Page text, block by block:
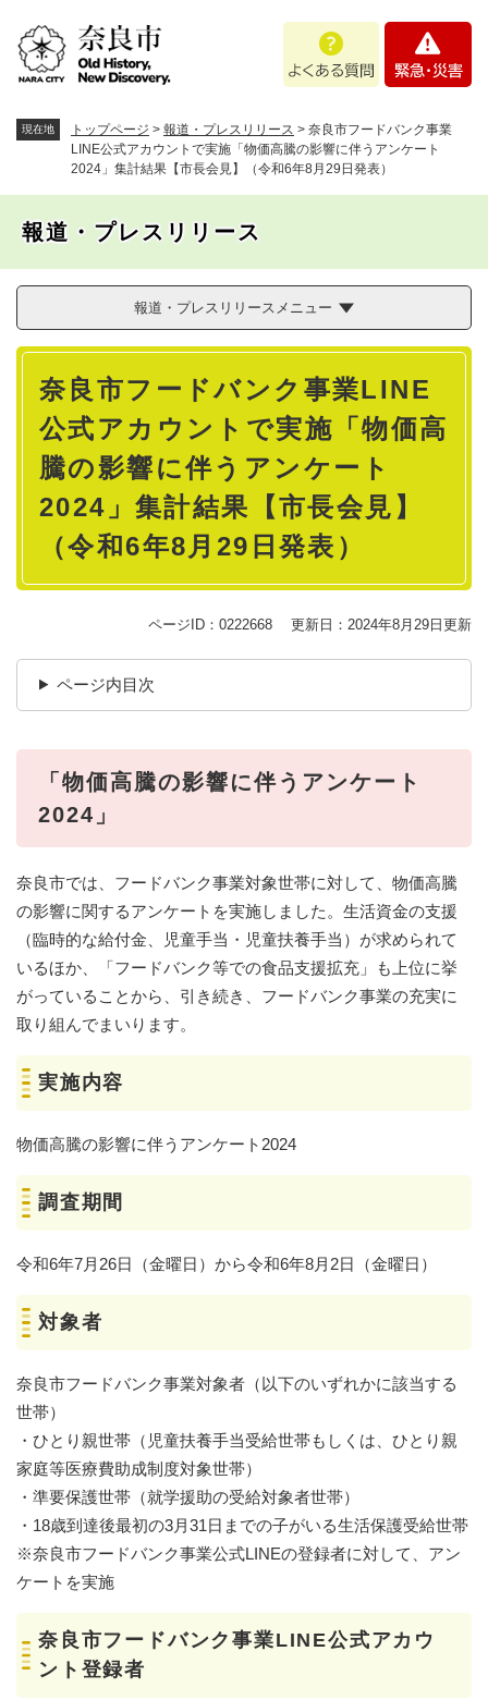
。
あ
問
・
現在地 トップページ > 報道・プレスリリース > 奈良市フードバンク事業
LINE公式アカウントで実施「物価高騰の影響に伴うアンケート
2024」集計結果【市長会見】（令和6年8月29日発表）
報道・プレスリリース
報道・プレスリリースメニュー
本
奈良市フードバンク事業LINE
公式アカウントで実施「物価高
騰の影響に伴うアンケート
2024」集計結果【市長会見】
（令和6年8月29日発表）
ページID：0222668 更新日：2024年8月29日更新
ページ内目次
「物価高騰の影響に伴うアンケート
2024」
奈良市では、フードバンク事業対象世帯に対して、物価高騰
の影響に関するアンケートを実施しました。生活資金の支援
（臨時的な給付金、児童手当・児童扶養手当）が求められて
いるほか、「フードバンク等での食品支援拡充」も上位に挙
がっていることから、引き続き、フードバンク事業の充実に
取り組んでまいります。
実施内容
物価高騰の影響に伴うアンケート2024
調査期間
令和6年7月26日（金曜日）から令和6年8月2日（金曜日）
対象者
奈良市フードバンク事業対象者（以下のいずれかに該当する
世帯）
・ひとり親世帯（児童扶養手当受給世帯もしくは、ひとり親
家庭等医療費助成制度対象世帯）
・準要保護世帯（就学援助の受給対象者世帯）
・18歳到達後最初の3月31日までの子がいる生活保護受給世帯
※奈良市フードバンク事業公式LINEの登録者に対して、アン
ケートを実施
奈良市フードバンク事業LINE公式アカウ
ント登録者